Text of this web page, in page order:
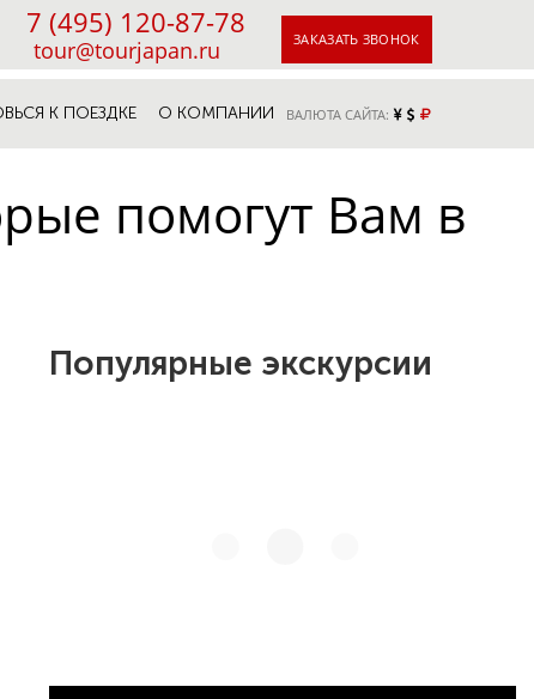
7 (495) 120-87-78
tour@tourjapan.ru ЗАКАЗАТЬ ЗВОНОК
К ПОЕЗДКЕ О КОМПАНИИ ВАЛЮТА САЙТА:
помогут Вам в
Популярные экскурсии